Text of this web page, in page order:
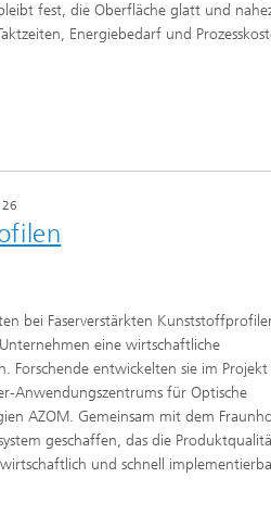
fest, die Oberfläche glatt und
Energiebedarf und
bei Faserverstärkten
eine wirtschaftliche
Forschende entwickelten sie im Projekt
Anwendungszentrums für Optische
AZOM. Gemeinsam mit dem
geschaffen, das die
und schnell